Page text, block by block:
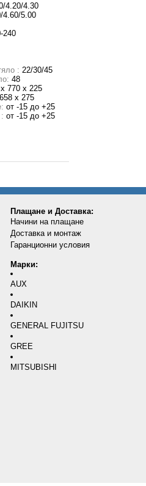
4.20/4.30
4.60/5.00
240
: 22/30/45
48
770 x 225
x 275
от -15 до +25
от -15 до +25
Плащане и Доставка:
Начини на плащане
Доставка и монтаж
Гаранционни условия
Марки:
AUX
DAIKIN
GENERAL FUJITSU
GREE
MITSUBISHI